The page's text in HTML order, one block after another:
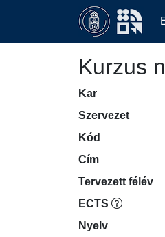
Kurzus
Kar
Szervezet
Kód
Cím
Tervezett félév
ECTS
Nyelv